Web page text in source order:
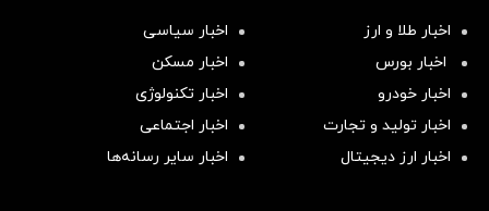
اخبار طلا و ارز
اخبار سیاسی
اخبار بورس
اخبار مسکن
اخبار خودرو
اخبار تکنولوژی
اخبار تولید و تجارت
اخبار اجتماعی
اخبار ارز دیجیتال
اخبار سایر رسانه‌‌ها